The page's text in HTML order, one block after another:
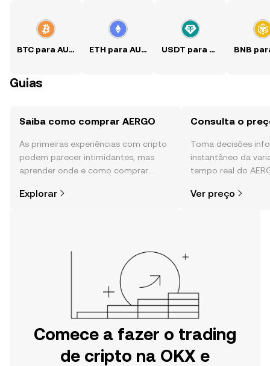
BTC para AUD ETH para AUD USDT para AUD
Guias
Saiba como comprar AERGO
As primeiras experiências com cripto
podem parecer intimidantes, mas
aprender onde e como comprar
Começa a tua viagem na aplicação
Explorar
Consulta o
Toma decisões
instantâneo da
tempo real do
Ver preço
Comece a fazer o trading
de cripto na OKX e